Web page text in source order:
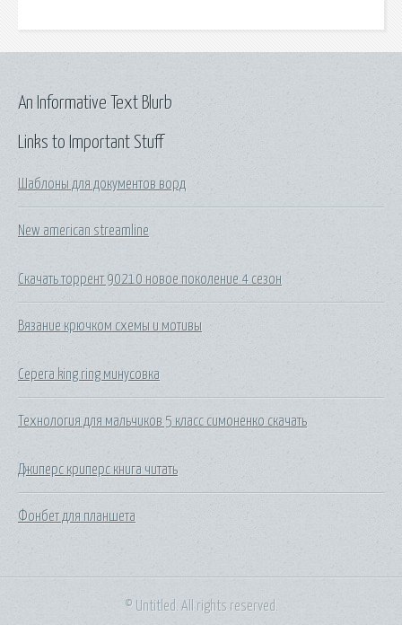
Links to Important Stuff
Шаблоны для документов ворд
New american streamline
Скачать торрент 90210 новое поколение 4 сезон
Вязание крючком схемы и мотивы
Серега king ring минусовка
Технология для мальчиков 5 класс симоненко скачать
Джиперс криперс книга читать
Фонбет для планшета
An Informative Text Blurb
© Untitled. All rights reserved.